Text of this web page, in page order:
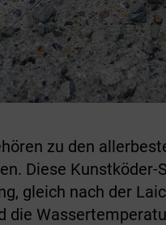
zu den
Diese
gleich nach der
die